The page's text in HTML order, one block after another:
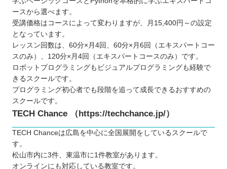
ースから選べます。
受講価格はコースによって変わりますが、月15,400円～の設定
となっています。
レッスン回数は、60分×月4回、60分×月6回（エキスパートコー
スのみ）、120分×月4回（エキスパートコースのみ）です。
ロボットプログラミングもビジュアルプログラミングも経験で
きるスクールです。
プログラミング初心者でも段階を追って成長できるおすすめの
スクールです。
TECH Chance （https://techchance.jp/）
TECH Chanceは広島を中心に全国展開をしているスクールで
す。
松山市内に3件、東温市に1件教室があります。
オンラインにも対応している教室です。